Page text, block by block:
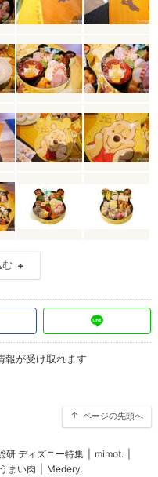
報が受け取れます
ページの先頭へ
研 ディズニー特集 mimot.
うまい肉 Medery.